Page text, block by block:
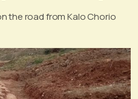
the road from Kalo Chorio